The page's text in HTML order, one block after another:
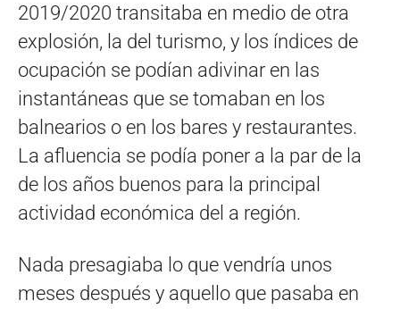
2019/2020 transitaba en medio de otra
explosión, la del turismo, y los índices de
ocupación se podían adivinar en las
instantáneas que se tomaban en los
balnearios o en los bares y restaurantes.
La afluencia se podía poner a la par de la
de los años buenos para la principal
actividad económica del a región.
Nada presagiaba lo que vendría unos
meses después y aquello que pasaba en